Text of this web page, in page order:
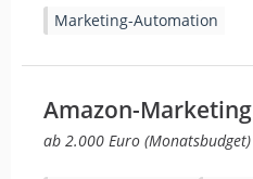
Marketing-Automation
Amazon-Marketing
ab 2.000 Euro (Monatsbudget)